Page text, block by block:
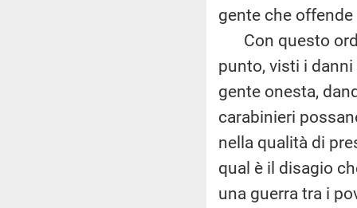
gente che
Con questo
punto, visti i
gente onesta,
carabinieri
nella qualità di
qual è il disagio
una guerra tra i